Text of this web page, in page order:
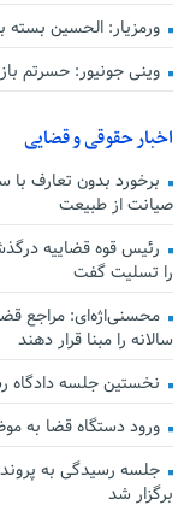
ورمزیار: الحسین بسته
وینی جونیور: حسرتم
اخبار حقوقی و قضایی
برخورد بدون تعارف
صیانت از طبیعت
رئیس قوه قضاییه
را تسلیت گفت
محسنی‌اژه‌ای: مراجع
سالانه را مبنا قرار دهند
نخستین جلسه دادگاه
ورود دستگاه قضا به
جلسه رسیدگی به
برگزار شد